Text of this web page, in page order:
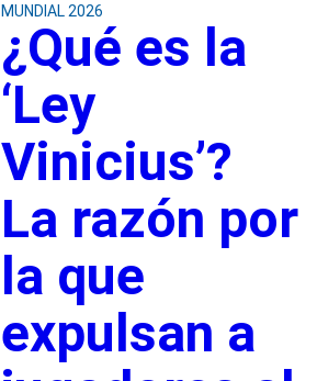
MUNDIAL 2026
¿Qué es la
‘Ley
Vinicius’?
La razón por
la que
expulsan a